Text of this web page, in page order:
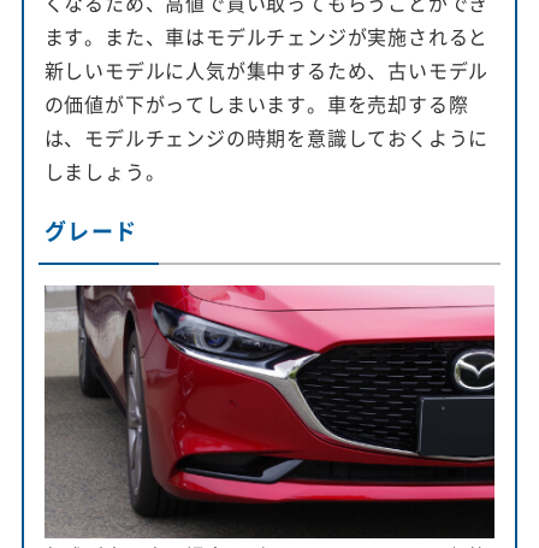
ます。また、車はモデルチェンジが実施されると
新しいモデルに人気が集中するため、古いモデル
の価値が下がってしまいます。車を売却する際
は、モデルチェンジの時期を意識しておくように
しましょう。
グレード